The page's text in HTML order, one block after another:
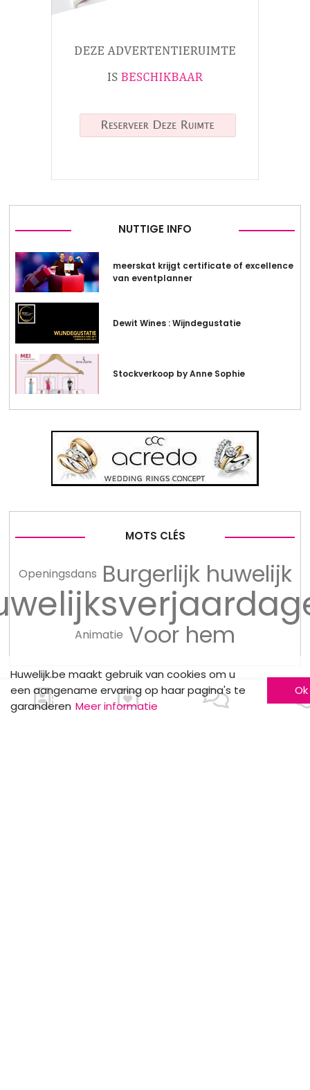
NUTTIGE INFO
meerskat krijgt certificate of excellence
van eventplanner
Dewit Wines : Wijndegustatie
Stockverkoop by Anne Sophie
MOTS CLÉS
Openingsdans Burgerlijk huwelijk
Animatie Voor hem
Huwelijk.be maakt gebruik van cookies om u
een aangename ervaring op haar pagina's te
garanderen Meer informatie
Ok